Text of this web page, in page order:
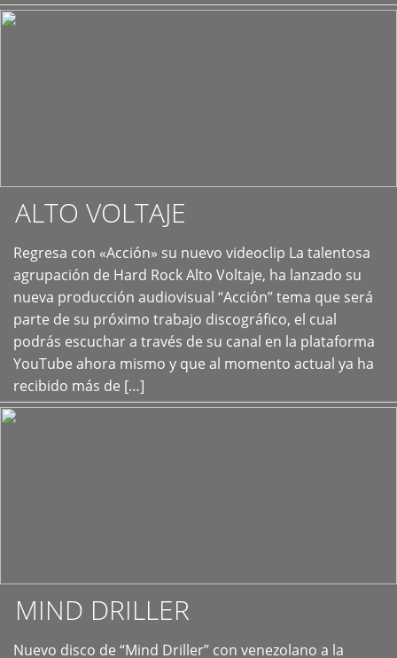
ALTO VOLTAJE
Regresa con «Acción» su nuevo videoclip La talentosa
agrupación de Hard Rock Alto Voltaje, ha lanzado su
nueva producción audiovisual “Acción” tema que será
parte de su próximo trabajo discográfico, el cual
podrás escuchar a través de su canal en la plataforma
YouTube ahora mismo y que al momento actual ya ha
recibido más de […]
+
MIND DRILLER
Nuevo disco de “Mind Driller” con venezolano a la